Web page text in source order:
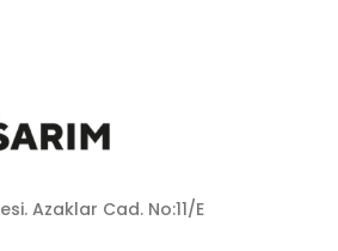
Azaklar Cad. No:11/E